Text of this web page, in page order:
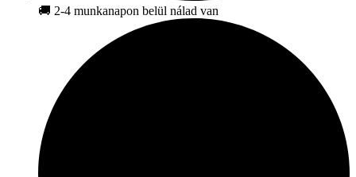
🚚 2-4 munkanapon belül nálad van